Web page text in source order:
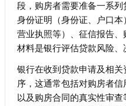
段，购房者需要准备一系列
身份证明（身份证、户口本
营业执照等）、征信报告
材料是银行评估贷款风险、
银行在收到贷款申请及相
序，这通常包括对购房者
以及购房合同的真实性审